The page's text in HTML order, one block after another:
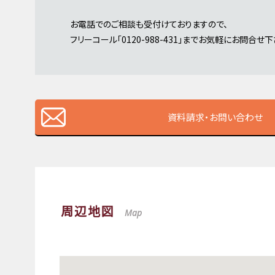
お電話でのご相談も受付けておりますので、
フリーコール「0120-988-431」までお気軽にお問合せ下
資料請求・お問い合わせ
周辺地図 Map